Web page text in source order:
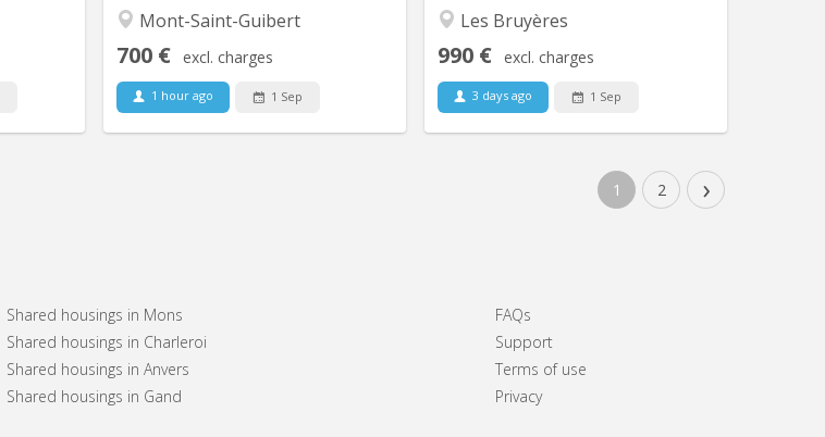
Mont-Saint-Guibert
700 € excl. charges
1 hour ago 1 Sep
Les Bruyères
990 € excl. charges
3 days ago 1 Sep
1 2 ›
Shared housings in Mons
Shared housings in Charleroi
Shared housings in Anvers
Shared housings in Gand
FAQs
Support
Terms of use
Privacy